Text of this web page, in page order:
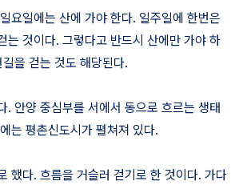
요일에는 산에 가야 한다. 일주일에 한번은
는 것이다. 그렇다고 반드시 산에만 가야 하
을 걷는 것도 해당된다.
. 안양 중심부를 서에서 동으로 흐르는 생태
는 평촌신도시가 펼쳐져 있다.
했다. 흐름을 거슬러 걷기로 한 것이다. 가다